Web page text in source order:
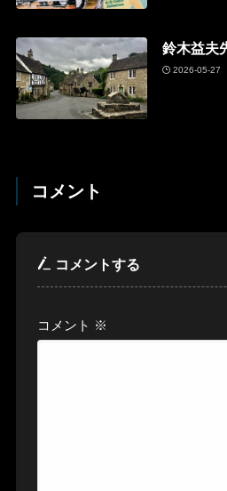
鈴木益夫
2026-05-27
コメント
コメントする
コメント ※